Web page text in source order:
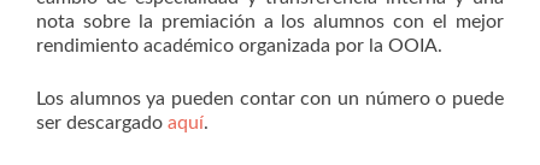
nota sobre la premiación a los alumnos con el mejor
rendimiento académico organizada por la OOIA.
Los alumnos ya pueden contar con un número o puede
ser descargado aquí.